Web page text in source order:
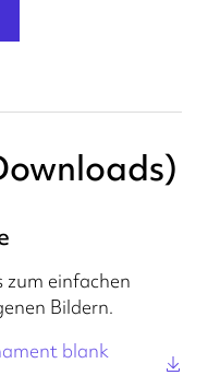
zum einfachen
Bildern.
blank